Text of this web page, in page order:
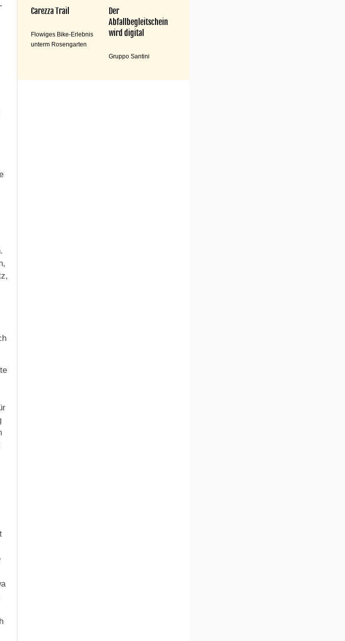
Carezza Trail
Flowiges Bike-Erlebnis
unterm Rosengarten
Der
Abfallbegleitschein
wird digital
Gruppo Santini